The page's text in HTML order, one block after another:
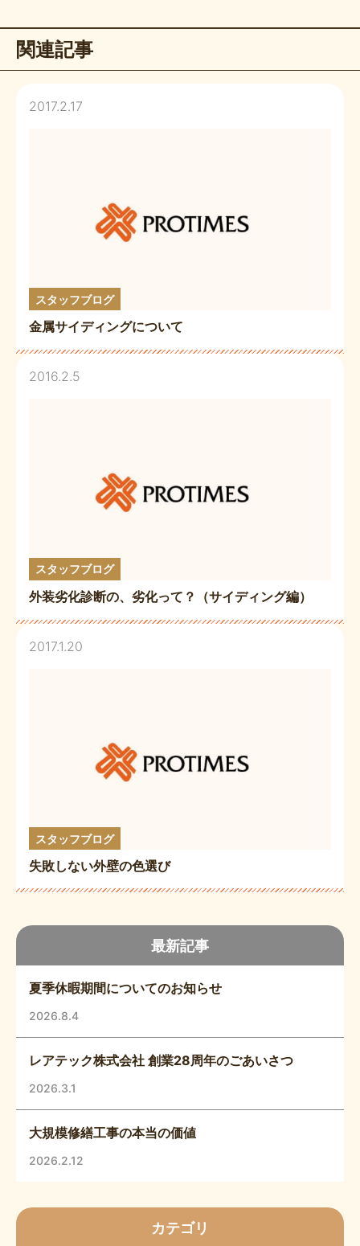
最新記事
夏季休暇期間についてのお知らせ
2026.8.4
レアテック株式会社 創業28周年のごあいさつ
2026.3.1
大規模修繕工事の本当の価値
2026.2.12
カテゴリ
関連記事
2017.2.17
スタッフブログ
金属サイディングについて
2016.2.5
スタッフブログ
外装劣化診断の、劣化って？（サイディング編）
2017.1.20
スタッフブログ
失敗しない外壁の色選び